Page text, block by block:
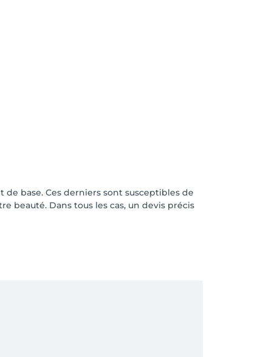
base. Ces derniers sont susceptibles de
beauté. Dans tous les cas, un devis précis